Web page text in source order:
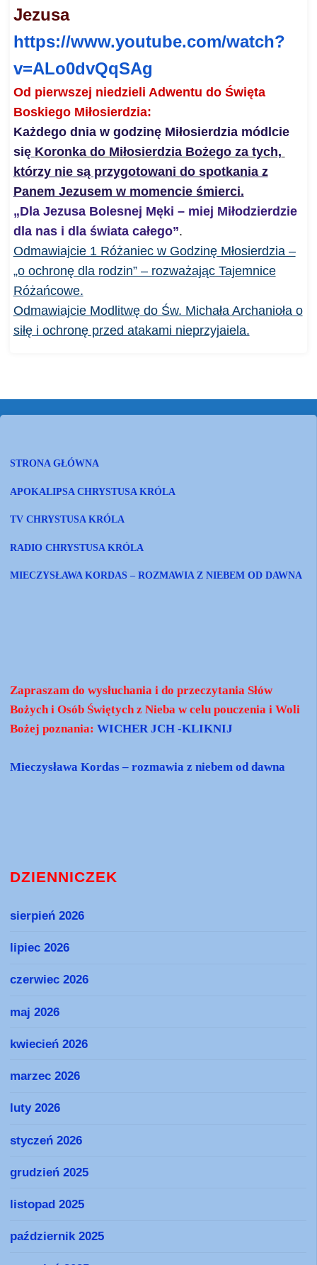
Jezusa
https://www.youtube.com/watch?
v=ALo0dvQqSAg
Od pierwszej niedzieli Adwentu do Święta
Boskiego Miłosierdzia:
Każdego dnia w godzinę Miłosierdzia módlcie
się Koronka do Miłosierdzia Bożego za tych,
którzy nie są przygotowani do spotkania z
Panem Jezusem w momencie śmierci.
„Dla Jezusa Bolesnej Męki – miej Miłodzierdzie
dla nas i dla świata całego”.
Odmawiajcie 1 Różaniec w Godzinę Młosierdzia –
„o ochronę dla rodzin” – rozważając Tajemnice
Różańcowe.
Odmawiajcie Modlitwę do Św. Michała Archanioła o
siłę i ochronę przed atakami nieprzyjaiela.
STRONA GŁÓWNA
APOKALIPSA CHRYSTUSA KRÓLA
TV CHRYSTUSA KRÓLA
RADIO CHRYSTUSA KRÓLA
MIECZYSŁAWA KORDAS – ROZMAWIA Z NIEBEM OD DAWNA
Zapraszam do wysłuchania i do przeczytania Słów
Bożych i Osób Świętych z Nieba w celu pouczenia i Woli
Bożej poznania:WICHER JCH -KLIKNIJ
Mieczysława Kordas – rozmawia z niebem od dawna
DZIENNICZEK
sierpień 2026
lipiec 2026
czerwiec 2026
maj 2026
kwiecień 2026
marzec 2026
luty 2026
styczeń 2026
grudzień 2025
listopad 2025
październik 2025